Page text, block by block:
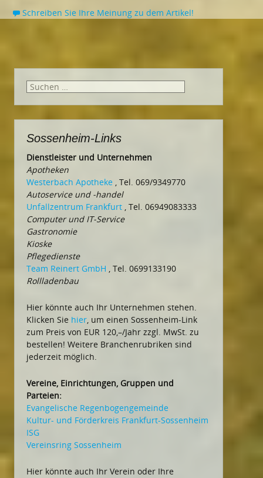
Schreiben Sie Ihre Meinung zu dem Artikel!
Suchen
Sossenheim-Links
Dienstleister und Unternehmen
Apotheken
Westerbach Apotheke , Tel. 069/9349770
Autoservice und -handel
Unfallzentrum Frankfurt , Tel. 06949083333
Computer und IT-Service
Gastronomie
Kioske
Pflegedienste
Team Reinert GmbH , Tel. 0699133190
Rollladenbau
Hier könnte auch Ihr Unternehmen stehen.
Klicken Sie hier, um einen Sossenheim-Link
zum Preis von EUR 120,–/Jahr zzgl. MwSt. zu
bestellen! Weitere Branchenrubriken sind
jederzeit möglich.
Vereine, Einrichtungen, Gruppen und
Parteien:
Evangelische Regenbogengemeinde
Kultur- und Förderkreis Frankfurt-Sossenheim
ISG
Vereinsring Sossenheim
Hier könnte auch Ihr Verein oder Ihre